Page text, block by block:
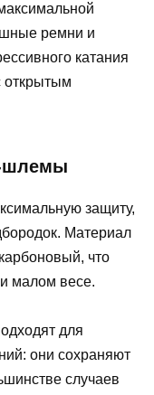
ремни и
катания
открытым
шлемы
защиту,
Материал
что
малом весе.
для
они сохраняют
случаев